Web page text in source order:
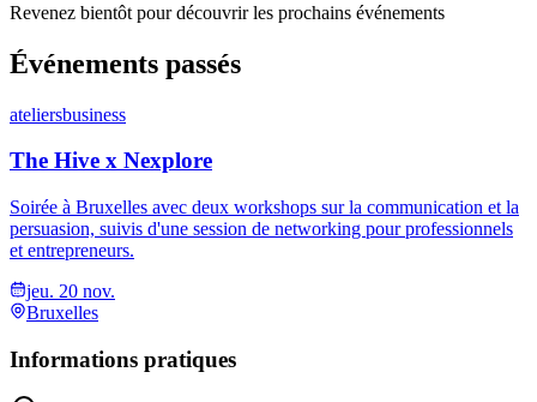
Revenez bientôt pour découvrir les prochains événements
Événements passés
ateliersbusiness
The Hive x Nexplore
Soirée à Bruxelles avec deux workshops sur la communication et la
persuasion, suivis d'une session de networking pour professionnels
et entrepreneurs.
jeu. 20 nov.
Bruxelles
Informations pratiques